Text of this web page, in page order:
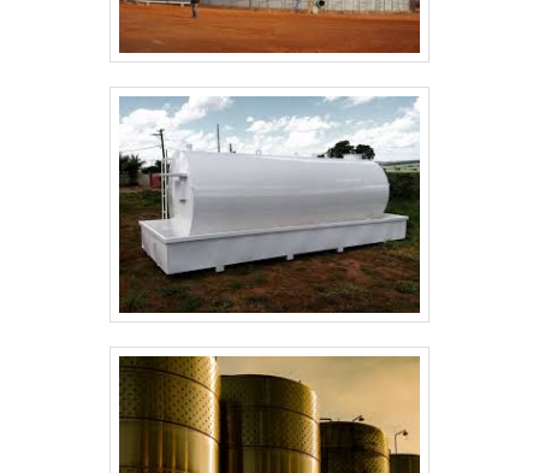
para implementar um tanque industrial com
segurança e desempenho otimizados.
ESCOLHA TÉCNICA ALINHADA A
OPERAÇÃO E MANUTENÇÃO
Ao escolher um tanque industrial​, priorize
compatibilidade química, requisitos de pressão e
critérios de inspeção. Dimensione pela vazão
máxima, tempo de retenção e fator de segurança;
valide espessuras e materiais com cálculo de
corrosão. Consulte fornecedores certificados para
obter certificados de materiais e relatórios de
ensaios não destrutivos antes da compra,
garantindo conformidade normativa e redução de
retrabalho em comissionamento.